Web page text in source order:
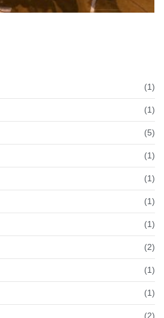
(1)
(1)
(5)
(1)
(1)
(1)
(1)
(2)
(1)
(1)
(2)